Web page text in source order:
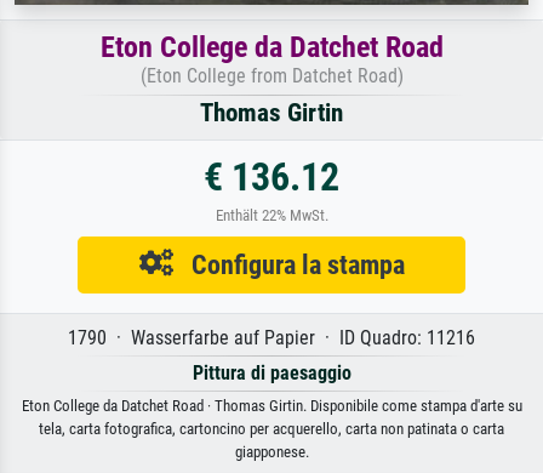
Eton College da Datchet Road
(Eton College from Datchet Road)
Thomas Girtin
€ 136.12
Enthält 22% MwSt.
Configura la stampa
1790 · Wasserfarbe auf Papier · ID Quadro: 11216
Pittura di paesaggio
Eton College da Datchet Road · Thomas Girtin. Disponibile come stampa d'arte su
tela, carta fotografica, cartoncino per acquerello, carta non patinata o carta
giapponese.